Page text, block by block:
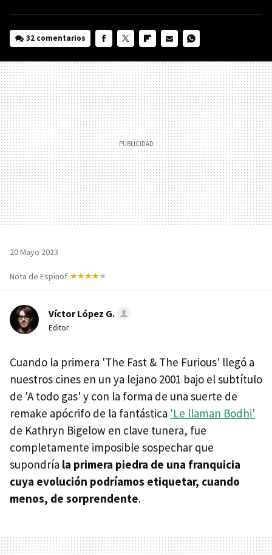
32 comentarios
MAIL
20 Mayo 2023
Nota de Espinof
Víctor López G.
Editor
Cuando la primera 'The Fast & The Furious' llegó a
nuestros cines en un ya lejano 2001 bajo el subtítulo
de 'A todo gas' y con la forma de una suerte de
remake apócrifo de la fantástica 'Le llaman Bodhi'
de Kathryn Bigelow en clave tunera, fue
completamente imposible sospechar que
supondría la primera piedra de una franquicia
cuya evolución podríamos etiquetar, cuando
menos, de sorprendente.